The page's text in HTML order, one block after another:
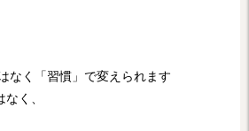
なく「習慣」で変えられます
く、